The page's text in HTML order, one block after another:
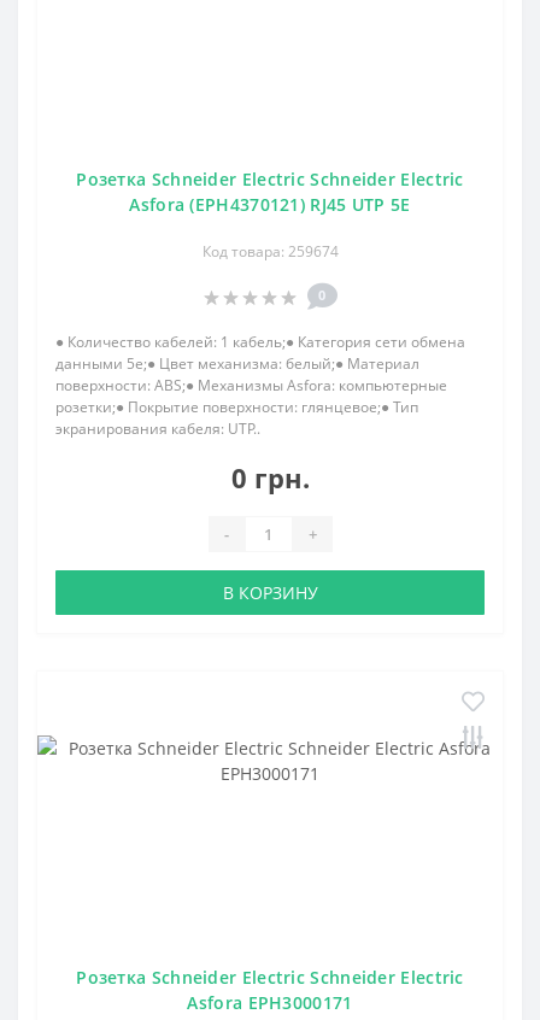
Розетка Schneider Electric Schneider Electric
Asfora (EPH4370121) RJ45 UTP 5E
Код товара: 259674
0
● Количество кабелей: 1 кабель;● Категория сети обмена
данными 5e;● Цвет механизма: белый;● Материал
поверхности: ABS;● Механизмы Asfora: компьютерные
розетки;● Покрытие поверхности: глянцевое;● Тип
экранирования кабеля: UTP..
0 грн.
- +
В КОРЗИНУ
Розетка Schneider Electric Schneider Electric
Asfora EPH3000171